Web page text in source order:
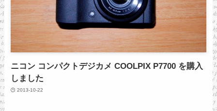
ニコン コンパクトデジカメ COOLPIX P7700 を購入
しました
2013-10-22